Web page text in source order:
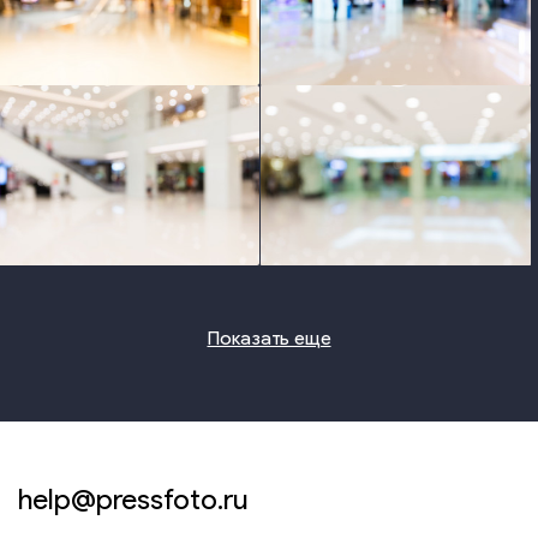
photo photo
photo
Показать еще
help@pressfoto.ru